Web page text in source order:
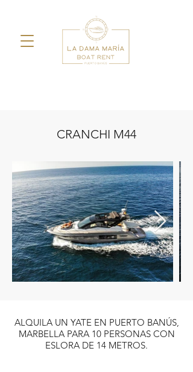
CRANCHI M44
ALQUILA UN YATE EN PUERTO BANÚS,
MARBELLA PARA 10 PERSONAS CON
ESLORA DE 14 METROS.